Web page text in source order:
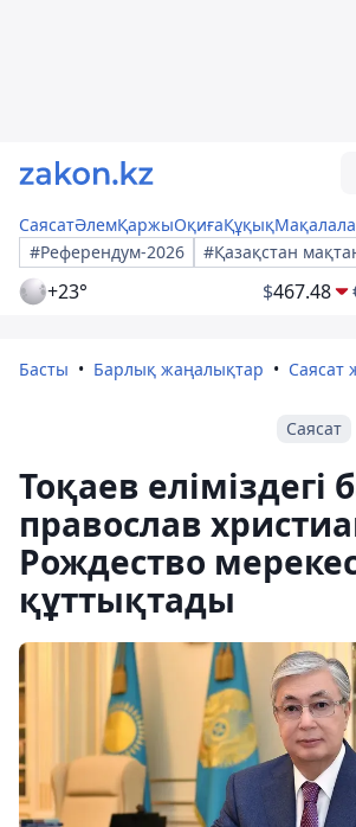
СаясатӘлемҚаржыОқиғаҚұқық
#Референдум-2026
#Қазақстан
+23° $467.48
Басты Барлық жаңалықтар Саясат
Саясат
Тоқаев еліміздегі
православ
Рождество
құттықтады